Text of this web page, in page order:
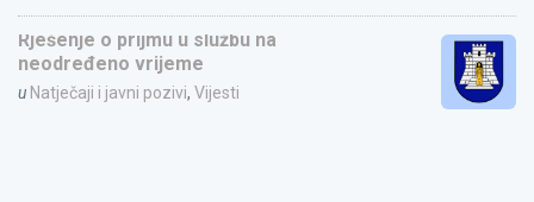
Rješenje o prijmu u službu na
neodređeno vrijeme
u Natječaji i javni pozivi, Vijesti